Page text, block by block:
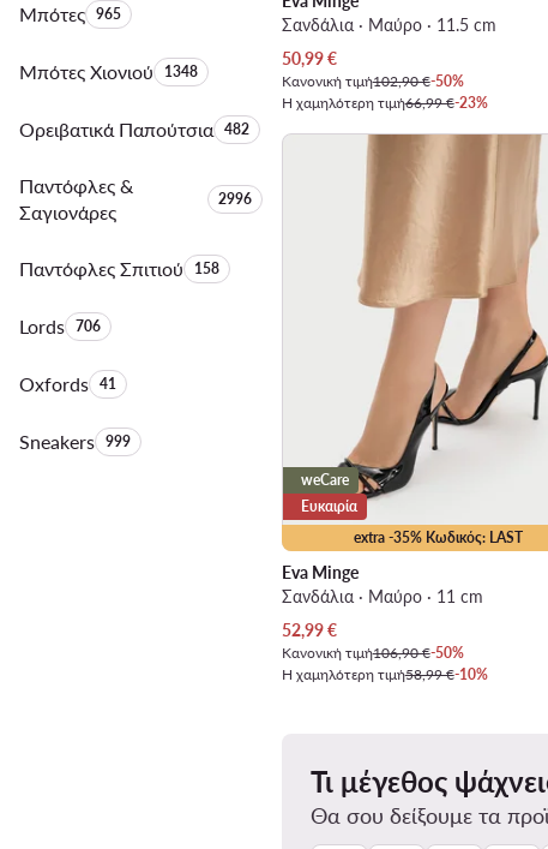
ΜπότεςΑριθμός προϊόντων:
965
Μπότες ΧιονιούΑριθμός προϊόντων:
1348
Ορειβατικά ΠαπούτσιαΑριθμός προϊόντων:
482
Παντόφλες &
Σαγιονάρες
Αριθμός προϊόντων:
2996
Παντόφλες ΣπιτιούΑριθμός προϊόντων:
158
LordsΑριθμός προϊόντων:
706
OxfordsΑριθμός προϊόντων:
41
SneakersΑριθμός προϊόντων:
999
Σανδάλια · Μαύρο · 11.5 cm
Τρέχουσα τιμή
50,99€
Κανονική τιμή102,90 €-50%
Η χαμηλότερη τιμή66,99 €-23%
extra -35% Κωδικός: LAST
weCare
Ευκαιρία
Eva Minge
Σανδάλια · Μαύρο · 11 cm
Τρέχουσα τιμή
52,99€
Κανονική τιμή106,90 €-50%
Η χαμηλότερη τιμή58,99 €-10%
Τι μέγεθος
Θα σου δείξουμε τα